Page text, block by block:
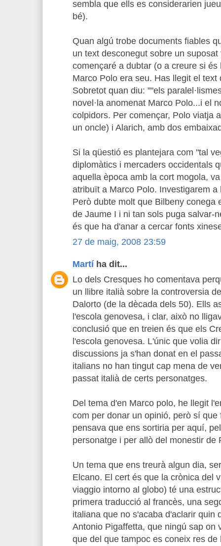
sembla que ells es considerarien
bé).
Quan algú trobe documents fiables
un text desconegut sobre un
començaré a dubtar (o a creure si
Marco Polo era seu. Has llegit el
Sobretot quan diu: ""els
novel·la anomenat Marco Polo...i el
colpidors. Per començar, Polo viatja
un oncle) i Alarich, amb dos
Si la qüestió es plantejara com "tal
diplomàtics i mercaders occidentals
aquella època amb la cort mogola,
atribuït a Marco Polo. Investigarem
Però dubte molt que Bilbeny conega
de Jaume I i ni tan sols puga salvar-
és que ha d'anar a cercar fonts
27 de maig, 2008 23:59
Martíha dit...
Lo dels Cresques ho comentava
un llibre italià sobre la controversia
Dalorto (de la dècada dels 50). Ells
l'escola genovesa, i clar, això no
conclusió que en treien és que els
l'escola genovesa. L'únic que volia
discussions ja s'han donat en el
italians no han tingut cap mena de
passat italià de certs personatges.
Del tema d'en Marco polo, he llegit
com per donar un opinió, però sí que
pensava que ens sortiria per aquí,
personatge i per allò del monestir de
Un tema que ens treurà algun dia,
Elcano. El cert és que la crònica del
viaggio intorno al globo) té una
primera traducció al francès, una
italiana que no s'acaba d'aclarir quin
Antonio Pigaffetta, que ningú sap on
que del que tampoc es coneix res